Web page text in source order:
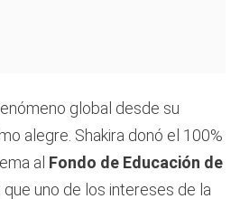
global desde su
alegre. Shakira donó el 100%
al Fondo de Educación de
uno de los intereses de la